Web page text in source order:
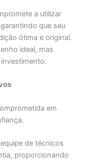
a utilizar
que seu
ótima e original.
ideal, mas
em
de técnicos
proporcionando